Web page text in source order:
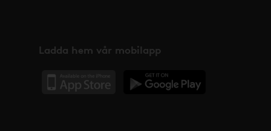
Ladda hem vår mobilapp